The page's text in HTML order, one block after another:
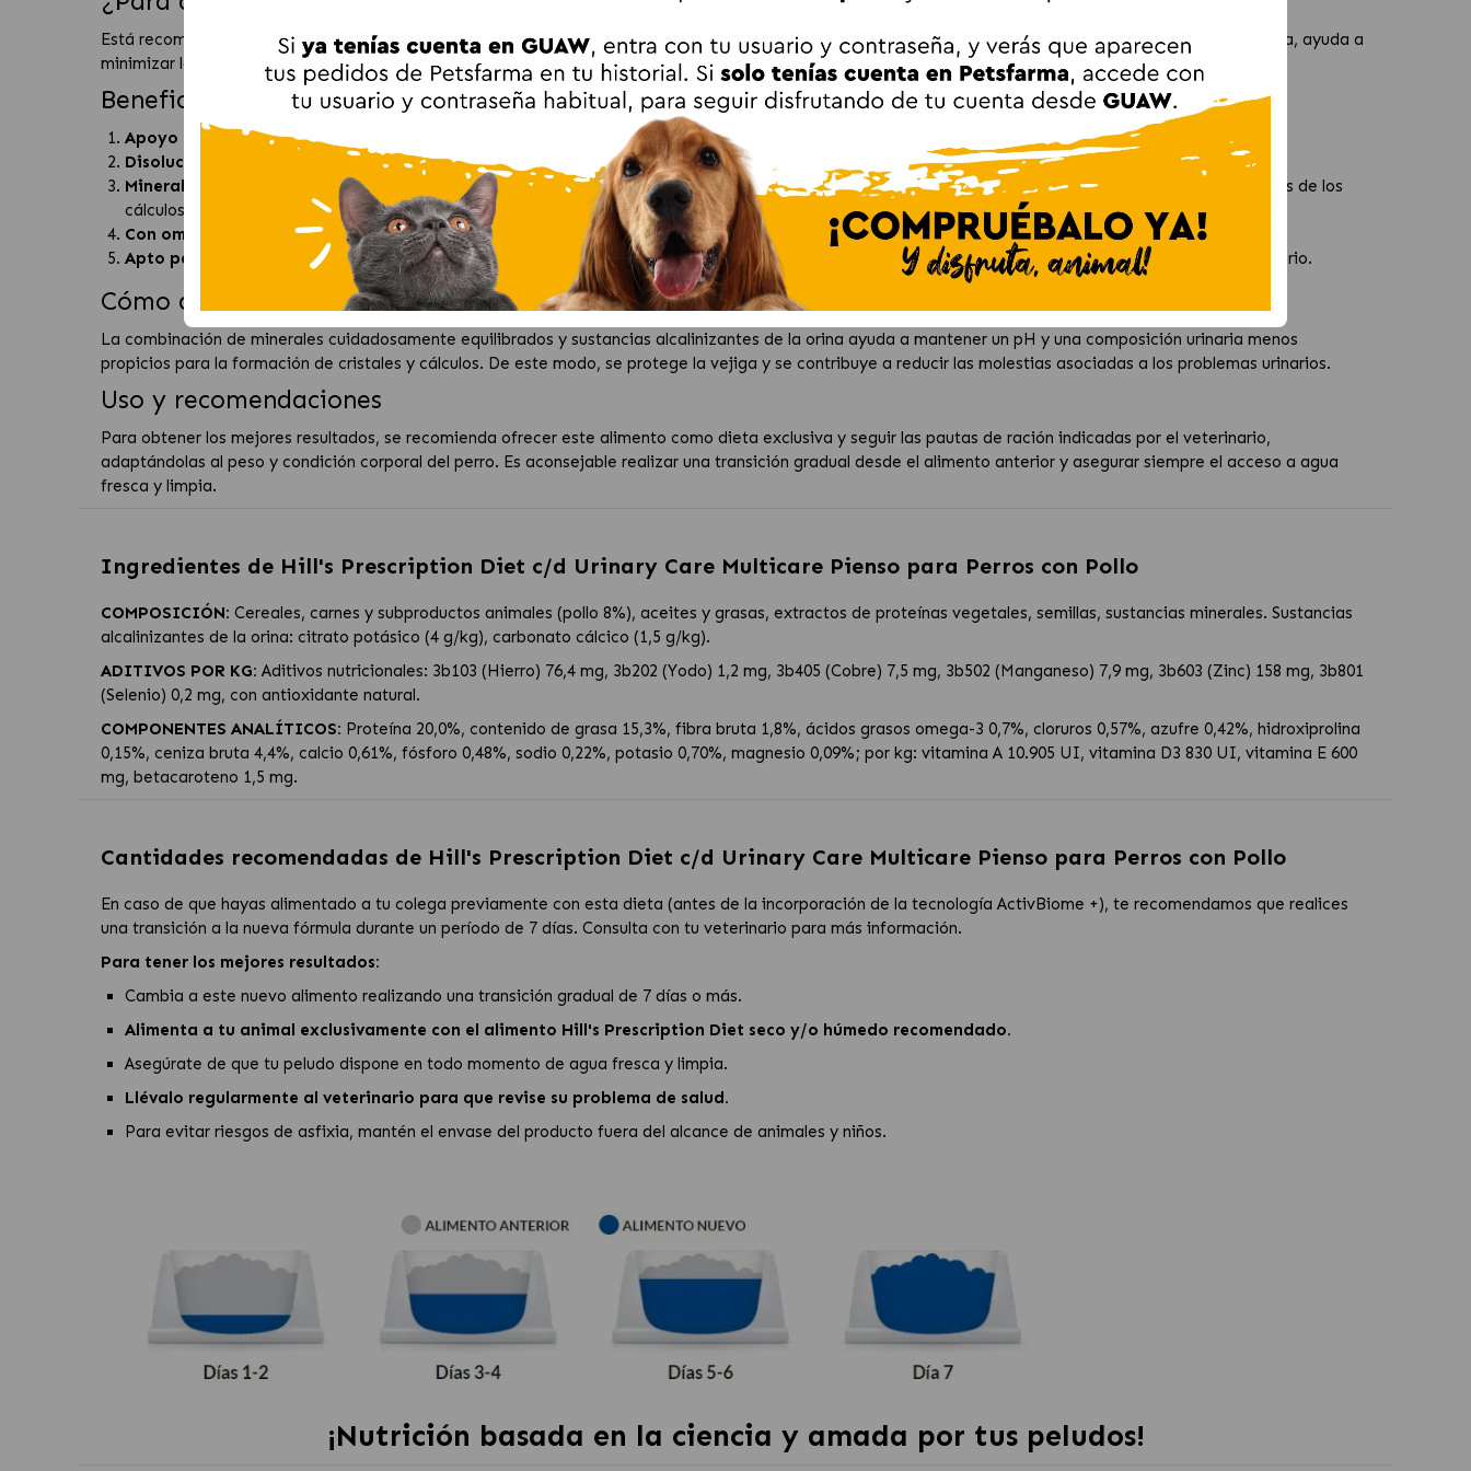
Está recomendado para perros adultos con antecedentes de cálculos urinarios o con tendencia a formar cristales en la orina. Gracias a su formulación clínica, ayuda a
minimizar las molestias asociadas a los problemas urinarios y a disminuir la probabilidad de recurrencias, siempre bajo supervisión veterinaria.
Beneficios principales
Apoyo urinario completo:
Nutrición diseñada para favorecer un entorno urinario saludable y reducir la formación de cristales.
Disolución de cálculos de estruvita:Ayuda a disolver cálculos existentes y a disminuir el riesgo de que reaparezcan.
Minerales controlados:
Niveles ajustados de calcio, fósforo, magnesio y sodio, con citrato potásico añadido, para limitar los componentes estructurales de los
cálculos.
Con omega-3 de aceite de pescado:Favorece la salud del tracto urinario y contribuye al bienestar general del perro.
Apto para uso diario:
Alimento dietético completo que puede utilizarse a largo plazo en perros adultos, siguiendo siempre las indicaciones del veterinario.
Cómo ayuda a la salud de la vejiga
La combinación de minerales cuidadosamente equilibrados y sustancias alcalinizantes de la orina ayuda a mantener un pH y una composición urinaria menos
propicios para la formación de cristales y cálculos. De este modo, se protege la vejiga y se contribuye a reducir las molestias asociadas a los problemas urinarios.
Uso y recomendaciones
Para obtener los mejores resultados, se recomienda ofrecer este alimento como dieta exclusiva y seguir las pautas de ración indicadas por el veterinario,
adaptándolas al peso y condición corporal del perro. Es aconsejable realizar una transición gradual desde el alimento anterior y asegurar siempre el acceso a agua
fresca y limpia.
Ingredientes de Hill's Prescription Diet c/d Urinary Care Multicare Pienso para Perros con Pollo
COMPOSICIÓN: Cereales, carnes y subproductos animales (pollo 8%), aceites y grasas, extractos de proteínas vegetales, semillas, sustancias minerales. Sustancias
alcalinizantes de la orina: citrato potásico (4 g/kg), carbonato cálcico (1,5 g/kg).
ADITIVOS POR KG: Aditivos nutricionales: 3b103 (Hierro) 76,4 mg, 3b202 (Yodo) 1,2 mg, 3b405 (Cobre) 7,5 mg, 3b502 (Manganeso) 7,9 mg, 3b603 (Zinc) 158 mg, 3b801
(Selenio) 0,2 mg, con antioxidante natural.
COMPONENTES ANALÍTICOS: Proteína 20,0%, contenido de grasa 15,3%, fibra bruta 1,8%, ácidos grasos omega-3 0,7%, cloruros 0,57%, azufre 0,42%, hidroxiprolina
0,15%, ceniza bruta 4,4%, calcio 0,61%, fósforo 0,48%, sodio 0,22%, potasio 0,70%, magnesio 0,09%; por kg: vitamina A 10.905 UI, vitamina D3 830 UI, vitamina E 600
mg, betacaroteno 1,5 mg.
Cantidades recomendadas de Hill's Prescription Diet c/d Urinary Care Multicare Pienso para Perros con Pollo
En caso de que hayas alimentado a tu colega previamente con esta dieta (antes de la incorporación de la tecnología ActivBiome +), te recomendamos que realices
una transición a la nueva fórmula durante un período de 7 días. Consulta con tu veterinario para más información.
Para tener los mejores resultados:
Cambia a este nuevo alimento realizando una transición gradual de 7 días o más.
Alimenta a tu animal exclusivamente con el alimento Hill's Prescription Diet seco y/o húmedo recomendado.
Asegúrate de que tu peludo dispone en todo momento de agua fresca y limpia.
Llévalo regularmente al veterinario para que revise su problema de salud.
Para evitar riesgos de asfixia, mantén el envase del producto fuera del alcance de animales y niños.
¡Nutrición basada en la ciencia y amada por tus peludos!